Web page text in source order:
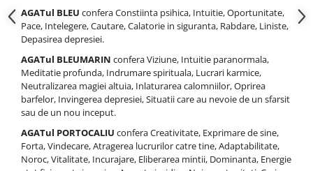
AGATul BLEU confera Constiinta psihica, Intuitie, Oportunitate,
Pace, Intelegere, Cautare, Calatorie in siguranta, Rabdare, Liniste,
Depasirea depresiei.
AGATul BLEUMARIN confera Viziune, Intuitie paranormala,
Meditatie profunda, Indrumare spirituala, Lucrari karmice,
Neutralizarea magiei altuia, Inlaturarea calomniilor, Oprirea
barfelor, Invingerea depresiei, Situatii care au nevoie de un sfarsit
sau de un nou inceput.
AGATul PORTOCALIU confera Creativitate, Exprimare de sine,
Forta, Vindecare, Atragerea lucrurilor catre tine, Adaptabilitate,
Noroc, Vitalitate, Incurajare, Eliberarea mintii, Dominanta, Energie